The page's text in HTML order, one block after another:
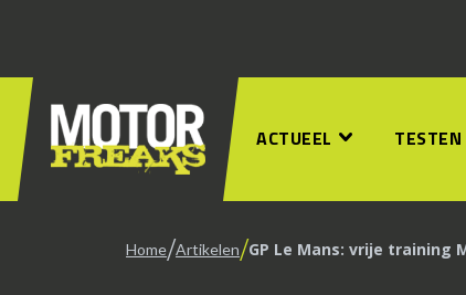
ACTUEEL TESTEN
Home/Artikelen/GP Le Mans: vrije training